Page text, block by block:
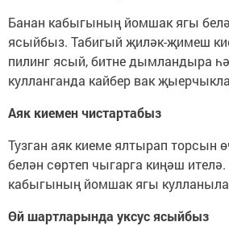
Банан кабыгының йомшак ягы
ясыйбыз. Табигый җиләк-җимеш
пилинг ясый, битне дымландыра
кулланганда кайбер вак
Аяк киемен чистартабыз
Тузган аяк киеме ялтырап торсын
белән сөртеп чыгарга киңәш
кабыгының йомшак ягы
Өй шартларында уксус ясыйбыз